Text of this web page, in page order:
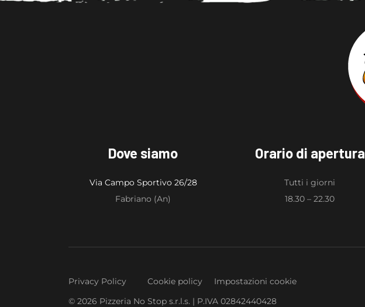
Dove siamo
Via Campo Sportivo 26/28
Fabriano (An)
Orario di apertura
Tutti i giorni
18.30 – 22.30
Privacy Policy Cookie policy
Impostazioni cookie
© 2026 Pizzeria No Stop s.r.l.s. | P.IVA 02842440428